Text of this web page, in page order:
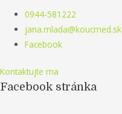
0944-581222
jana.mlada@koucmed.sk
Facebook
Kontaktujte ma
Facebook stránka